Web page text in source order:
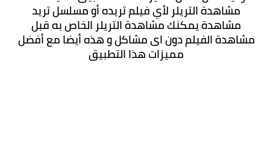
مميزات هذا التطبيق